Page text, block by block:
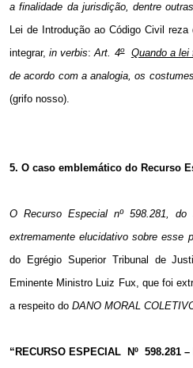
a finalidade da jurisdição, dentre
Lei de Introdução ao Código Civil
integrar,in verbis:Art. 4o Quando a lei
de acordo com a analogia, os
(grifo nosso).
5. O caso emblemático do Recurso
O Recurso Especial nº 598.281,
extremamente elucidativo sobre esse
do Egrégio Superior Tribunal de
Eminente Ministro Luiz Fux, que foi
a respeito do DANO MORAL
“RECURSO ESPECIAL Nº 598.281 –